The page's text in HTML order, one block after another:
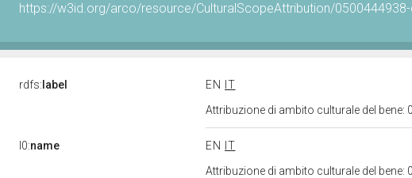
https://w3id.org/arco/resource/CulturalScopeAttribution/
rdfs: label EN
IT
Attribuzione di ambito culturale del bene:
l0:name EN
IT
Attribuzione di ambito culturale del bene: